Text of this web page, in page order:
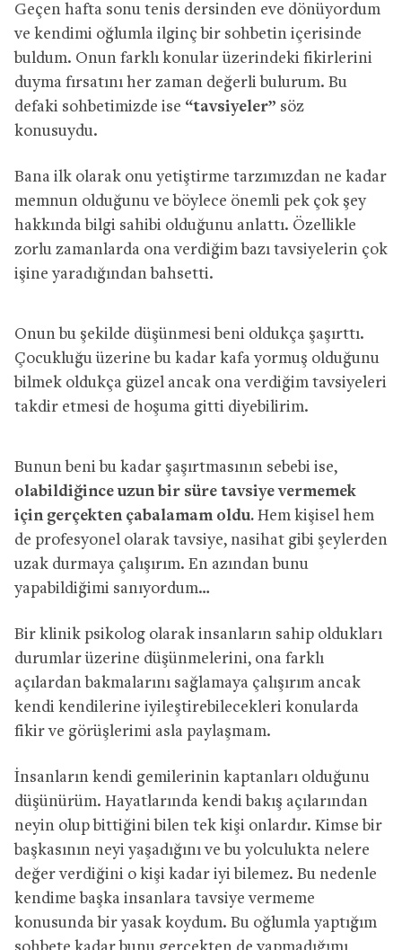
Geçen hafta sonu tenis dersinden eve dönüyordum
ve kendimi oğlumla ilginç bir sohbetin içerisinde
buldum. Onun farklı konular üzerindeki fikirlerini
duyma fırsatını her zaman değerli bulurum. Bu
defaki sohbetimizde ise “tavsiyeler” söz
konusuydu.
Bana ilk olarak onu yetiştirme tarzımızdan ne kadar
memnun olduğunu ve böylece önemli pek çok şey
hakkında bilgi sahibi olduğunu anlattı. Özellikle
zorlu zamanlarda ona verdiğim bazı tavsiyelerin çok
işine yaradığından bahsetti.
Onun bu şekilde düşünmesi beni oldukça şaşırttı.
Çocukluğu üzerine bu kadar kafa yormuş olduğunu
bilmek oldukça güzel ancak ona verdiğim tavsiyeleri
takdir etmesi de hoşuma gitti diyebilirim.
Bunun beni bu kadar şaşırtmasının sebebi ise,
olabildiğince uzun bir süre tavsiye vermemek
için gerçekten çabalamam oldu. Hem kişisel hem
de profesyonel olarak tavsiye, nasihat gibi şeylerden
uzak durmaya çalışırım. En azından bunu
yapabildiğimi sanıyordum…
Bir klinik psikolog olarak insanların sahip oldukları
durumlar üzerine düşünmelerini, ona farklı
açılardan bakmalarını sağlamaya çalışırım ancak
kendi kendilerine iyileştirebilecekleri konularda
fikir ve görüşlerimi asla paylaşmam.
İnsanların kendi gemilerinin kaptanları olduğunu
düşünürüm. Hayatlarında kendi bakış açılarından
neyin olup bittiğini bilen tek kişi onlardır. Kimse bir
başkasının neyi yaşadığını ve bu yolculukta nelere
değer verdiğini o kişi kadar iyi bilemez. Bu nedenle
kendime başka insanlara tavsiye vermeme
konusunda bir yasak koydum. Bu oğlumla yaptığım